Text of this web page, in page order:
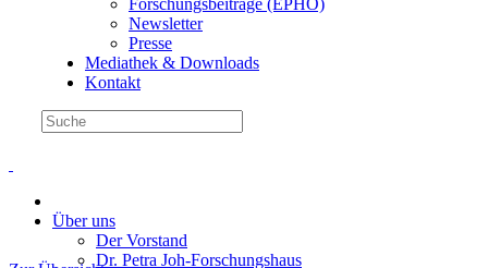
Forschungsbeiträge (EPHO)
Newsletter
Presse
Mediathek & Downloads
Kontakt
Über uns
Der Vorstand
Dr. Petra Joh-Forschungshaus